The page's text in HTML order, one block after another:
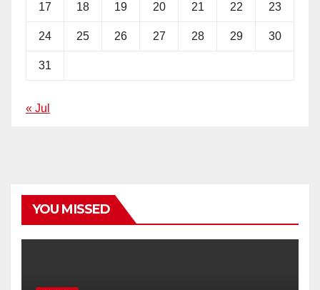
17 18 19 20 21 22 23
24 25 26 27 28 29 30
31
« Jul
YOU MISSED